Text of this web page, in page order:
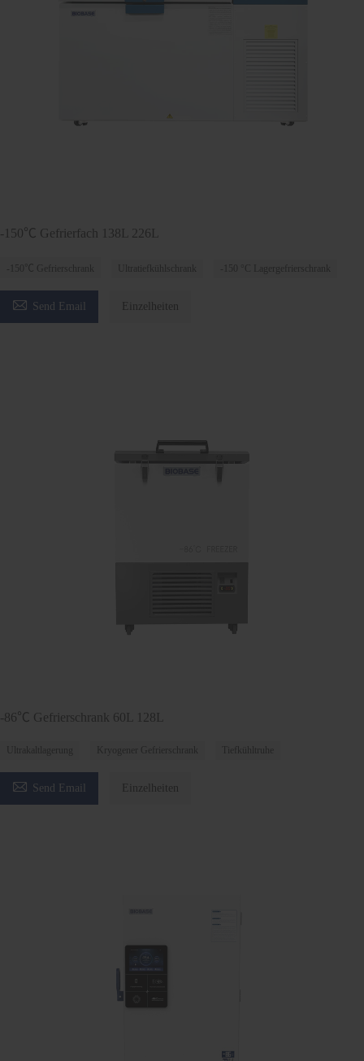
-150℃ Gefrierfach 138L 226L
-150℃ Gefrierschrank Ultratiefkühlschrank -150 °C Lagergefrierschrank
 Send Email Einzelheiten
-86℃ Gefrierschrank 60L 128L
Ultrakaltlagerung Kryogener Gefrierschrank Tiefkühltruhe
 Send Email Einzelheiten